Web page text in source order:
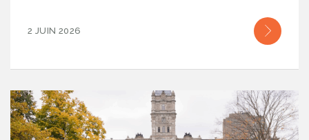
2 JUIN 2026